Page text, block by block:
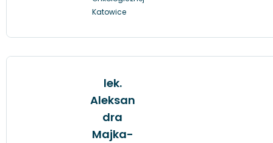
Katowice
lek.
Aleksan
dra
Majka-